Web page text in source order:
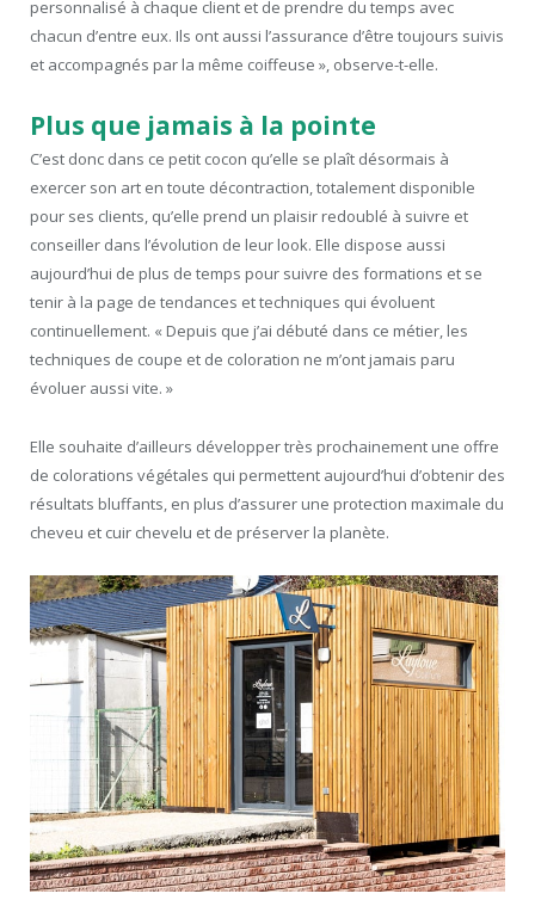
personnalisé à chaque client et de prendre du temps avec
chacun d’entre eux. Ils ont aussi l’assurance d’être toujours suivis
et accompagnés par la même coiffeuse », observe-t-elle.
Plus que jamais à la pointe
C’est donc dans ce petit cocon qu’elle se plaît désormais à
exercer son art en toute décontraction, totalement disponible
pour ses clients, qu’elle prend un plaisir redoublé à suivre et
conseiller dans l’évolution de leur look. Elle dispose aussi
aujourd’hui de plus de temps pour suivre des formations et se
tenir à la page de tendances et techniques qui évoluent
continuellement. « Depuis que j’ai débuté dans ce métier, les
techniques de coupe et de coloration ne m’ont jamais paru
évoluer aussi vite. »
Elle souhaite d’ailleurs développer très prochainement une offre
de colorations végétales qui permettent aujourd’hui d’obtenir des
résultats bluffants, en plus d’assurer une protection maximale du
cheveu et cuir chevelu et de préserver la planète.